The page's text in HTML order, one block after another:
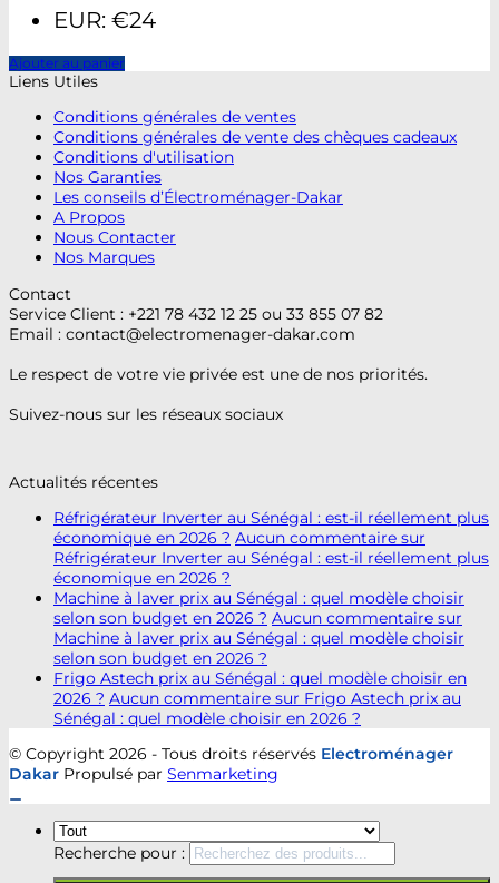
EUR: €24
Ajouter au panier
Liens Utiles
Conditions générales de ventes
Conditions générales de vente des chèques cadeaux
Conditions d'utilisation
Nos Garanties
Les conseils d’Électroménager-Dakar
A Propos
Nous Contacter
Nos Marques
Contact
Service Client : +221 78 432 12 25 ou 33 855 07 82
Email : contact@electromenager-dakar.com
Le respect de votre vie privée est une de nos priorités.
Suivez-nous sur les réseaux sociaux
Actualités récentes
Réfrigérateur Inverter au Sénégal : est-il réellement plus
économique en 2026 ? Aucun commentaire sur
Réfrigérateur Inverter au Sénégal : est-il réellement plus
économique en 2026 ?
Machine à laver prix au Sénégal : quel modèle choisir
selon son budget en 2026 ? Aucun commentaire sur
Machine à laver prix au Sénégal : quel modèle choisir
selon son budget en 2026 ?
Frigo Astech prix au Sénégal : quel modèle choisir en
2026 ? Aucun commentaire sur Frigo Astech prix au
Sénégal : quel modèle choisir en 2026 ?
© Copyright 2026 - Tous droits réservés Electroménager
Dakar Propulsé par Senmarketing
Recherche pour :